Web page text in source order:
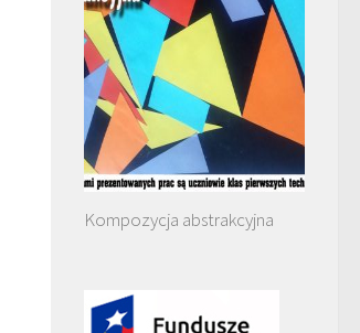
Kompozycja abstrakcyjna